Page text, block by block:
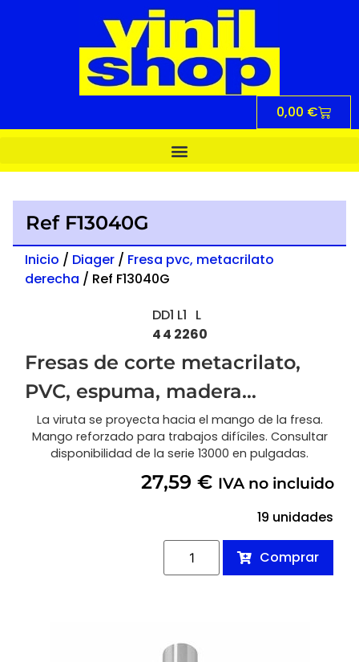
0,00 €
Ref F13040G
Inicio / Diager / Fresa pvc, metacrilato
derecha / Ref F13040G
D
4
D1
4
L1
22
L
60
Fresas de corte metacrilato,
PVC, espuma, madera…
La viruta se proyecta hacia el mango de la fresa.
Mango reforzado para trabajos difíciles. Consultar
disponibilidad de la serie 13000 en pulgadas.
27,59 € IVA no incluido
19 unidades
Comprar